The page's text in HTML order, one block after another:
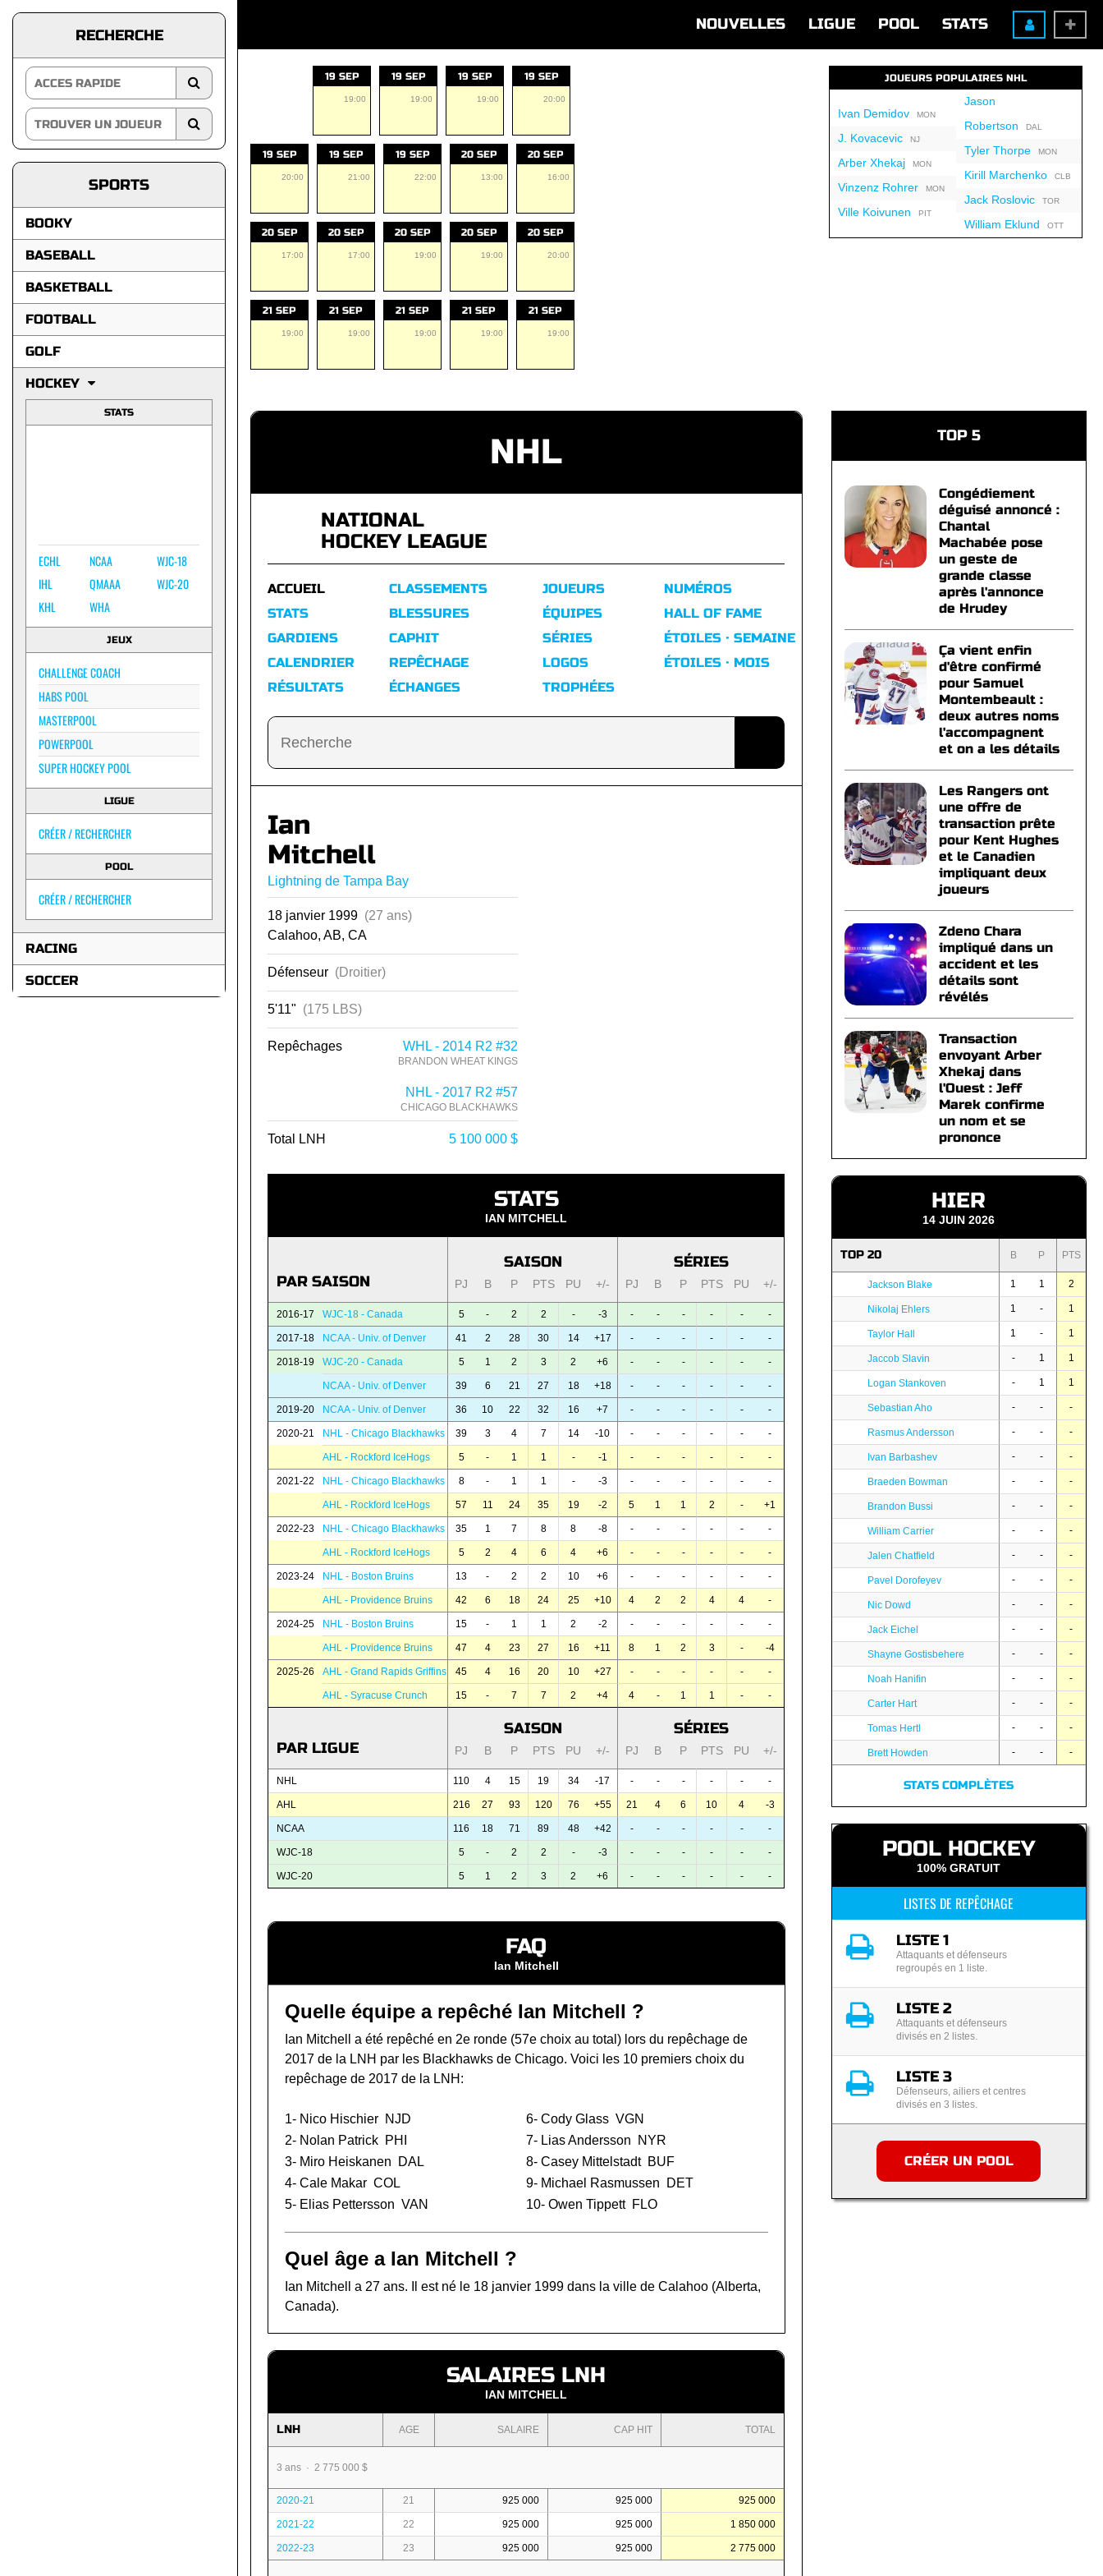
NOUVELLES LIGUE POOL STATS
RECHERCHE
SPORTS
BOOKY
BASEBALL
BASKETBALL
FOOTBALL
GOLF
HOCKEY
STATS
ECHL
IHL
KHL
NCAA
QMAAA
WHA
WJC-18
WJC-20
JEUX
CHALLENGE COACH
HABS POOL
MASTERPOOL
POWERPOOL
SUPER HOCKEY POOL
LIGUE
CRÉER / RECHERCHER
POOL
CRÉER / RECHERCHER
RACING
SOCCER
19 SEP
19:00
19 SEP
19:00
19 SEP
19:00
19 SEP
20:00
19 SEP
20:00
19 SEP
21:00
19 SEP
22:00
20 SEP
13:00
20 SEP
16:00
20 SEP
17:00
20 SEP
17:00
20 SEP
19:00
20 SEP
19:00
20 SEP
20:00
21 SEP
19:00
21 SEP
19:00
21 SEP
19:00
21 SEP
19:00
21 SEP
19:00
JOUEURS POPULAIRES NHL
Ivan DemidovMON
J. KovacevicNJ
Arber XhekajMON
Vinzenz RohrerMON
Ville Koivunen PIT
Jason
Robertson DAL
Tyler ThorpeMON
Kirill MarchenkoCLB
Jack RoslovicTOR
William Eklund OTT
NHL
NATIONAL
HOCKEY LEAGUE
ACCUEIL
STATS
GARDIENS
CALENDRIER
RÉSULTATS
CLASSEMENTS
BLESSURES
CAPHIT
REPÊCHAGE
ÉCHANGES
JOUEURS
ÉQUIPES
SÉRIES
LOGOS
TROPHÉES
NUMÉROS
HALL OF FAME
ÉTOILES · SEMAINE
ÉTOILES · MOIS
Ian
Mitchell
Lightning de Tampa Bay
18 janvier 1999 (27 ans)
Calahoo, AB, CA
Défenseur (Droitier)
5'11" (175 LBS)
Repêchages WHL - 2014 R2 #32
BRANDON WHEAT KINGS
NHL - 2017 R2 #57
CHICAGO BLACKHAWKS
Total LNH 5 100 000 $
STATS
IAN MITCHELL
PAR SAISON
SAISON SÉRIES
PJ B P PTS PU +/- PJ B P PTS PU +/-
2016-17 WJC-18 - Canada 5 - 2 2 - -3 - - - - - -
2017-18 NCAA - Univ. of Denver 41 2 28 30 14 +17 - - - - - -
2018-19 WJC-20 - Canada 5 1 2 3 2 +6 - - - - - -
NCAA - Univ. of Denver 39 6 21 27 18 +18 - - - - - -
2019-20 NCAA - Univ. of Denver 36 10 22 32 16 +7 - - - - - -
2020-21 NHL - Chicago Blackhawks 39 3 4 7 14 -10 - - - - - -
AHL - Rockford IceHogs 5 - 1 1 - -1 - - - - - -
2021-22 NHL - Chicago Blackhawks 8 - 1 1 - -3 - - - - - -
AHL - Rockford IceHogs 57 11 24 35 19 -2 5 1 1 2 - +1
2022-23 NHL - Chicago Blackhawks 35 1 7 8 8 -8 - - - - - -
AHL - Rockford IceHogs 5 2 4 6 4 +6 - - - - - -
2023-24 NHL - Boston Bruins 13 - 2 2 10 +6 - - - - - -
AHL - Providence Bruins 42 6 18 24 25 +10 4 2 2 4 4 -
2024-25 NHL - Boston Bruins 15 - 1 1 2 -2 - - - - - -
AHL - Providence Bruins 47 4 23 27 16 +11 8 1 2 3 - -4
2025-26 AHL - Grand Rapids Griffins 45 4 16 20 10 +27 - - - - - -
AHL - Syracuse Crunch 15 - 7 7 2 +4 4 - 1 1 - -
PAR LIGUE
SAISON SÉRIES
PJ B P PTS PU +/- PJ B P PTS PU +/-
NHL 110 4 15 19 34 -17 - - - - - -
AHL 216 27 93 120 76 +55 21 4 6 10 4 -3
NCAA 116 18 71 89 48 +42 - - - - - -
WJC-18 5 - 2 2 - -3 - - - - - -
WJC-20 5 1 2 3 2 +6 - - - - - -
FAQ
Ian Mitchell
Quelle équipe a repêché Ian Mitchell ?
Ian Mitchell a été repêché en 2e ronde (57e choix au total) lors du repêchage de
2017 de la LNH par les Blackhawks de Chicago. Voici les 10 premiers choix du
repêchage de 2017 de la LNH:
1- Nico Hischier NJD
2- Nolan Patrick PHI
3- Miro Heiskanen
DAL
4- Cale Makar COL
5- Elias Pettersson VAN
6-Cody Glass VGN
7- Lias Andersson
NYR
8-Casey Mittelstadt BUF
9- Michael Rasmussen
DET
10-Owen Tippett FLO
Quel âge a Ian Mitchell ?
Ian Mitchell a 27 ans. Il est né le 18 janvier 1999 dans la ville de Calahoo (Alberta,
Canada).
SALAIRES LNH
IAN MITCHELL
LNH AGE SALAIRE CAP HIT TOTAL
3 ans · 2 775 000 $
2020-21 21 925 000 925 000 925 000
2021-22 22 925 000 925 000 1 850 000
2022-23 23 925 000 925 000 2 775 000
TOP 5
Congédiement
déguisé annoncé :
Chantal
Machabée pose
un geste de
grande classe
après l'annonce
de Hrudey
Ça vient enfin
d'être confirmé
pour Samuel
Montembeault :
deux autres noms
l'accompagnent
et on a les détails
Les Rangers ont
une offre de
transaction prête
pour Kent Hughes
et le Canadien
impliquant deux
joueurs
Zdeno Chara
impliqué dans un
accident et les
détails sont
révélés
Transaction
envoyant Arber
Xhekaj dans
l'Ouest : Jeff
Marek confirme
un nom et se
prononce
HIER
14 JUIN 2026
TOP 20 B P PTS
Jackson Blake 1 1 2
Nikolaj Ehlers 1 - 1
Taylor Hall 1 - 1
Jaccob Slavin - 1 1
Logan Stankoven - 1 1
Sebastian Aho - - -
Rasmus Andersson - - -
Ivan Barbashev - - -
Braeden Bowman - - -
Brandon Bussi - - -
William Carrier - - -
Jalen Chatfield - - -
Pavel Dorofeyev - - -
Nic Dowd - - -
Jack Eichel - - -
Shayne Gostisbehere - - -
Noah Hanifin - - -
Carter Hart - - -
Tomas Hertl - - -
Brett Howden - - -
STATS COMPLÈTES
POOL HOCKEY
100% GRATUIT
LISTES DE REPÊCHAGE
LISTE 1
Attaquants et défenseurs
regroupés en 1 liste.
LISTE 2
Attaquants et défenseurs
divisés en 2 listes.
LISTE 3
Défenseurs, ailiers et centres
divisés en 3 listes.
CRÉER UN POOL